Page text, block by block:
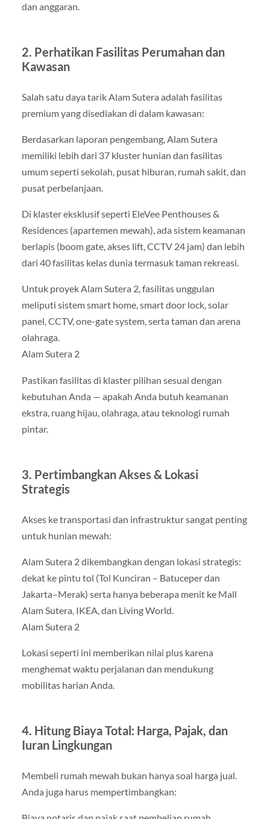
dan anggaran.
2. Perhatikan Fasilitas Perumahan dan
Kawasan
Salah satu daya tarik Alam Sutera adalah fasilitas
premium yang disediakan di dalam kawasan:
Berdasarkan laporan pengembang, Alam Sutera
memiliki lebih dari 37 kluster hunian dan fasilitas
umum seperti sekolah, pusat hiburan, rumah sakit, dan
pusat perbelanjaan.
Di klaster eksklusif seperti EleVee Penthouses &
Residences (apartemen mewah), ada sistem keamanan
berlapis (boom gate, akses lift, CCTV 24 jam) dan lebih
dari 40 fasilitas kelas dunia termasuk taman rekreasi.
Untuk proyek Alam Sutera 2, fasilitas unggulan
meliputi sistem smart home, smart door lock, solar
panel, CCTV, one-gate system, serta taman dan arena
olahraga.
Alam Sutera 2
Pastikan fasilitas di klaster pilihan sesuai dengan
kebutuhan Anda — apakah Anda butuh keamanan
ekstra, ruang hijau, olahraga, atau teknologi rumah
pintar.
3. Pertimbangkan Akses & Lokasi
Strategis
Akses ke transportasi dan infrastruktur sangat penting
untuk hunian mewah:
Alam Sutera 2 dikembangkan dengan lokasi strategis:
dekat ke pintu tol (Tol Kunciran – Batuceper dan
Jakarta–Merak) serta hanya beberapa menit ke Mall
Alam Sutera, IKEA, dan Living World.
Alam Sutera 2
Lokasi seperti ini memberikan nilai plus karena
menghemat waktu perjalanan dan mendukung
mobilitas harian Anda.
4. Hitung Biaya Total: Harga, Pajak, dan
Iuran Lingkungan
Membeli rumah mewah bukan hanya soal harga jual.
Anda juga harus mempertimbangkan: